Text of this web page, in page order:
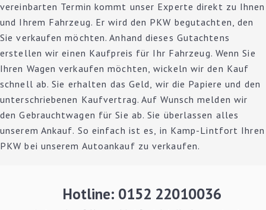
vereinbarten Termin kommt unser Experte direkt zu Ihnen
und Ihrem Fahrzeug. Er wird den PKW begutachten, den
Sie verkaufen möchten. Anhand dieses Gutachtens
erstellen wir einen Kaufpreis für Ihr Fahrzeug. Wenn Sie
Ihren Wagen verkaufen möchten, wickeln wir den Kauf
schnell ab. Sie erhalten das Geld, wir die Papiere und den
unterschriebenen Kaufvertrag. Auf Wunsch melden wir
den Gebrauchtwagen für Sie ab. Sie überlassen alles
unserem Ankauf. So einfach ist es, in Kamp-Lintfort Ihren
PKW bei unserem Autoankauf zu verkaufen.
Hotline: 0152 22010036